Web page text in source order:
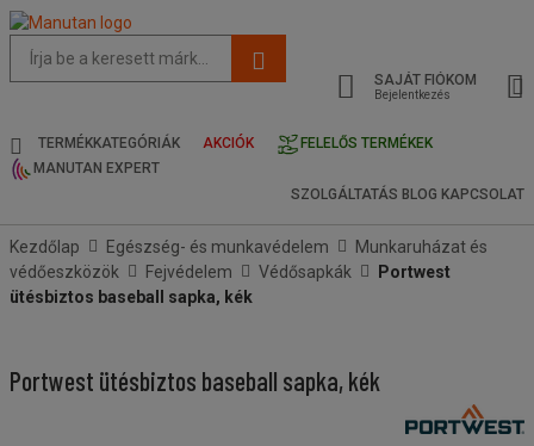
oldal
és
keresési
SAJÁT FIÓKOM
Bejelentkezés
TERMÉKKATEGÓRIÁK AKCIÓK
FELELŐS TERMÉKEK
MANUTAN EXPERT
SZOLGÁLTATÁS BLOG KAPCSOLAT
Kezdőlap Egészség- és munkavédelem
Munkaruházat és
védőeszközök
Fejvédelem Védősapkák
Portwest
ütésbiztos baseball sapka, kék
Portwest ütésbiztos baseball sapka, kék